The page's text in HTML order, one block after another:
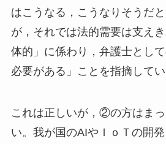
はこうなる，こうなりそうだ
が，それでは法的需要は支え
体的」に係わり，弁護士とし
必要がある」ことを指摘してい
これは正しいが，②の方はま
い。我が国のAIやＩｏＴの開